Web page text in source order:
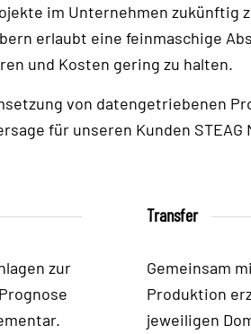
im Unternehmen
erlaubt eine feinmaschige
und Kosten gering zu halten.
von datengetriebenen
für unseren Kunden STEAG
zur
Transfer
Gemeinsam
Produktion
jeweiligen